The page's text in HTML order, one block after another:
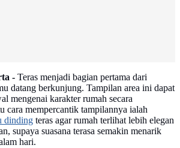
- Teras menjadi bagian pertama dari
datang berkunjung. Tampilan area ini dapat
mengenai karakter rumah secara
cara mempercantik tampilannya ialah
dinding teras agar rumah terlihat lebih elegan
supaya suasana terasa semakin menarik
hari.